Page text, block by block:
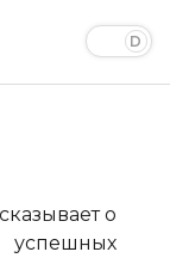
о
успешных